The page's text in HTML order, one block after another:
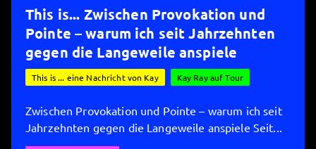
This is... Zwischen Provokation und
Pointe – warum ich seit Jahrzehnten
gegen die Langeweile anspiele
This is ... eine Nachricht von Kay Kay Ray auf Tour
Zwischen Provokation und Pointe – warum ich seit
Jahrzehnten gegen die Langeweile anspiele Seit...